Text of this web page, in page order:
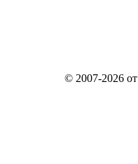
© 2007-2026 от